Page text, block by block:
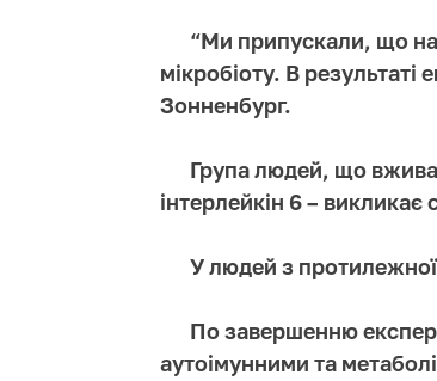
“Ми припускали, що
мікробіоту. В результаті
Зонненбург.
Група людей, що
інтерлейкін 6 – викликає
У людей з протилежної
По завершенню
аутоімунними та